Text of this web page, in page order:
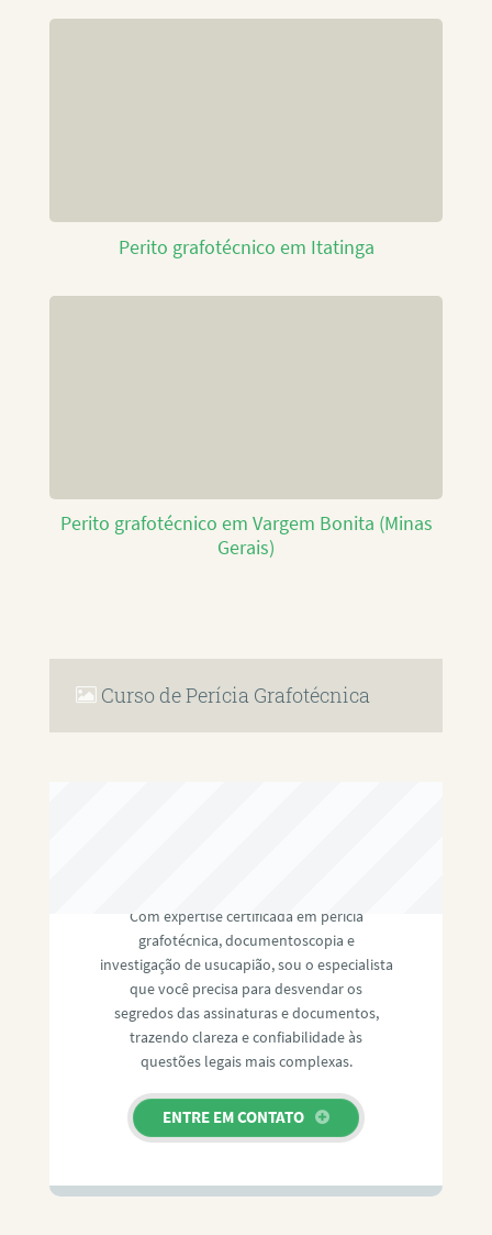
Perito grafotécnico em Itatinga
Perito grafotécnico em Vargem Bonita (Minas
Gerais)
Curso de Perícia Grafotécnica
Com expertise certificada em perícia
grafotécnica, documentoscopia e
investigação de usucapião, sou o especialista
que você precisa para desvendar os
segredos das assinaturas e documentos,
trazendo clareza e confiabilidade às
questões legais mais complexas.
ENTRE EM CONTATO